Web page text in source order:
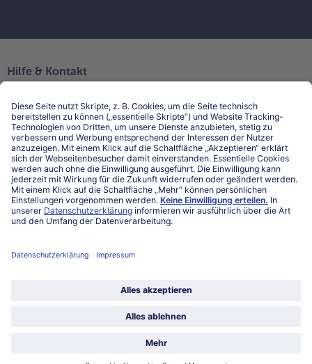
Hilfe & Kontakt
Kontakt
FAQ
Service
Unternehmen